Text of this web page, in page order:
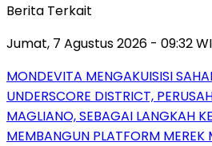
Berita Terkait
Jumat, 7 Agustus 2026 - 09:32
MONDEVITA MENGAKUISISI
UNDERSCORE DISTRICT,
MAGLIANO, SEBAGAI LANGKAH
MEMBANGUN PLATFORM MEREK